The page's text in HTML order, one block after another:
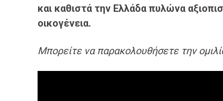
και καθιστά την Ελλάδα πυλώνα
οικογένεια.
Μπορείτε να παρακολουθήσετε την